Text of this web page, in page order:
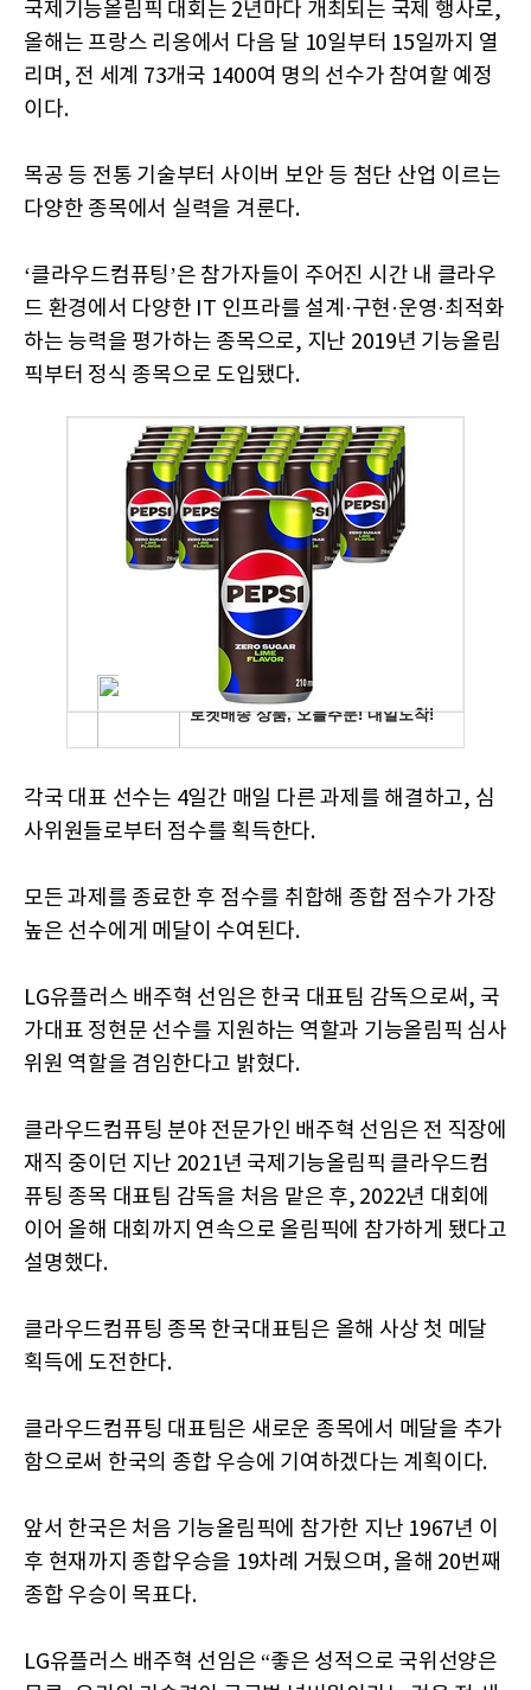
국제기능올림픽 대회는 2년마다 개최되는 국제 행사로,
올해는 프랑스 리옹에서 다음 달 10일부터 15일까지 열
리며, 전 세계 73개국 1400여 명의 선수가 참여할 예정
이다.
목공 등 전통 기술부터 사이버 보안 등 첨단 산업 이르는
다양한 종목에서 실력을 겨룬다.
‘클라우드컴퓨팅’은 참가자들이 주어진 시간 내 클라우
드 환경에서 다양한 IT 인프라를 설계·구현·운영·최적화
하는 능력을 평가하는 종목으로, 지난 2019년 기능올림
픽부터 정식 종목으로 도입됐다.
각국 대표 선수는 4일간 매일 다른 과제를 해결하고, 심
사위원들로부터 점수를 획득한다.
모든 과제를 종료한 후 점수를 취합해 종합 점수가 가장
높은 선수에게 메달이 수여된다.
LG유플러스 배주혁 선임은 한국 대표팀 감독으로써, 국
가대표 정현문 선수를 지원하는 역할과 기능올림픽 심사
위원 역할을 겸임한다고 밝혔다.
클라우드컴퓨팅 분야 전문가인 배주혁 선임은 전 직장에
재직 중이던 지난 2021년 국제기능올림픽 클라우드컴
퓨팅 종목 대표팀 감독을 처음 맡은 후, 2022년 대회에
이어 올해 대회까지 연속으로 올림픽에 참가하게 됐다고
설명했다.
클라우드컴퓨팅 종목 한국대표팀은 올해 사상 첫 메달
획득에 도전한다.
클라우드컴퓨팅 대표팀은 새로운 종목에서 메달을 추가
함으로써 한국의 종합 우승에 기여하겠다는 계획이다.
앞서 한국은 처음 기능올림픽에 참가한 지난 1967년 이
후 현재까지 종합우승을 19차례 거뒀으며, 올해 20번째
종합 우승이 목표다.
LG유플러스 배주혁 선임은 “좋은 성적으로 국위선양은